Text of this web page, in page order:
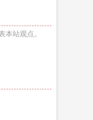
站观点。